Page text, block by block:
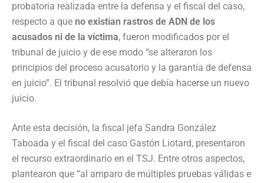
probatoria realizada entre la defensa y el fiscal del caso,
respecto a que no existían rastros de ADN de los
acusados ni de la víctima, fueron modificados por el
tribunal de juicio y de ese modo “se alteraron los
principios del proceso acusatorio y la garantía de defensa
en juicio”. El tribunal resolvió que debía hacerse un nuevo
juicio.
Ante esta decisión, la fiscal jefa Sandra González
Taboada y el fiscal del caso Gastón Liotard, presentaron
el recurso extraordinario en el TSJ. Entre otros aspectos,
plantearon que “al amparo de múltiples pruebas válidas e